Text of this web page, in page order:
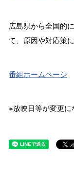
広島県から全国的
て、原因や対応策
番組ホームページ
※放映日等が変更